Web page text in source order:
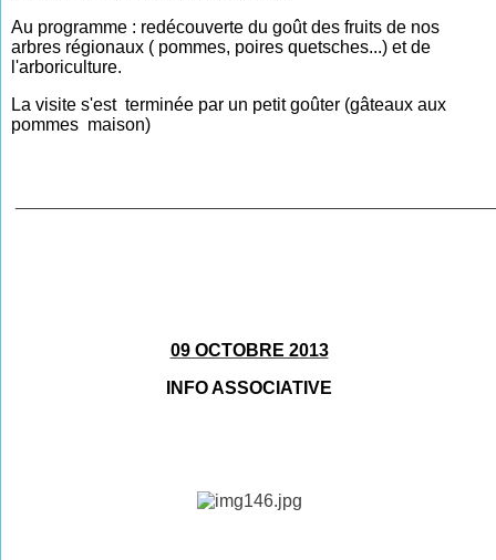
Au programme : redécouverte du goût des fruits de nos
arbres régionaux ( pommes, poires quetsches...) et de
l'arboriculture.
La visite s'est terminée par un petit goûter (gâteaux aux
pommes maison)
09 OCTOBRE 2013
INFO ASSOCIATIVE